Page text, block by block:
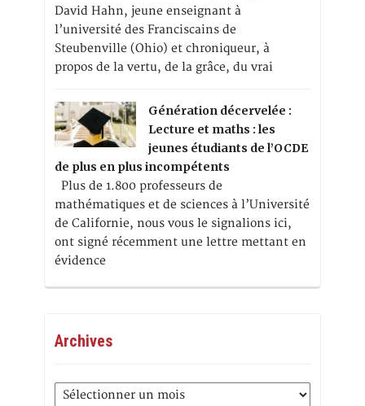
David Hahn, jeune enseignant à
l’université des Franciscains de
Steubenville (Ohio) et chroniqueur, à
propos de la vertu, de la grâce, du vrai
Génération décervelée :
Lecture et maths : les
jeunes étudiants de l’OCDE
de plus en plus incompétents
Plus de 1.800 professeurs de
mathématiques et de sciences à l’Université
de Californie, nous vous le signalions ici,
ont signé récemment une lettre mettant en
évidence
Archives
Archives